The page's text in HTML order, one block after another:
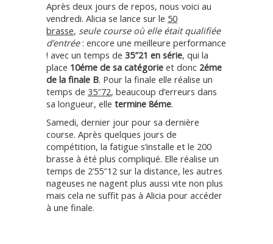
Après deux jours de repos, nous voici au
vendredi. Alicia se lance sur le 50
brasse, seule course où elle était qualifiée
d’entrée: encore une meilleure performance
! avec un temps de 35″21 en série, qui la
place 10éme de sa catégorie et donc 2éme
de la finale B. Pour la finale elle réalise un
temps de 35″72, beaucoup d’erreurs dans
sa longueur, elle termine 8éme.
Samedi, dernier jour pour sa dernière
course. Après quelques jours de
compétition, la fatigue s’installe et le 200
brasse à été plus compliqué. Elle réalise un
temps de 2’55″12 sur la distance, les autres
nageuses ne nagent plus aussi vite non plus
mais cela ne suffit pas à Alicia pour accéder
à une finale.